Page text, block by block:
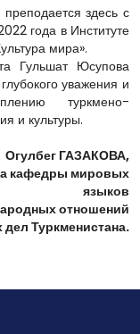
здесь с
года в Институте
мира».
Гульшат Юсупова
уважения и
туркмено-
и культуры.
Огулбег ГАЗАКОВА,
кафедры мировых
языков
отношений
Туркменистана.